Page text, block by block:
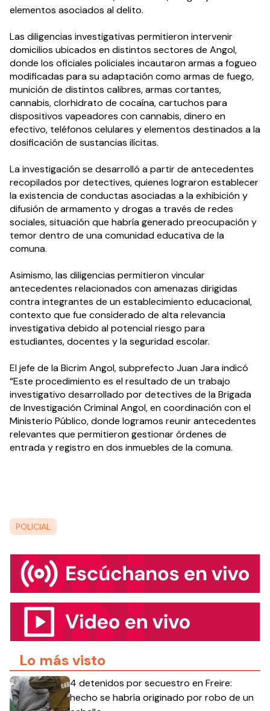
elementos asociados al delito.
Las diligencias investigativas permitieron intervenir
domicilios ubicados en distintos sectores de Angol,
donde los oficiales policiales incautaron armas a fogueo
modificadas para su adaptación como armas de fuego,
munición de distintos calibres, armas cortantes,
cannabis, clorhidrato de cocaína, cartuchos para
dispositivos vapeadores con cannabis, dinero en
efectivo, teléfonos celulares y elementos destinados a la
dosificación de sustancias ilícitas.
La investigación se desarrolló a partir de antecedentes
recopilados por detectives, quienes lograron establecer
la existencia de conductas asociadas a la exhibición y
difusión de armamento y drogas a través de redes
sociales, situación que habría generado preocupación y
temor dentro de una comunidad educativa de la
comuna.
Asimismo, las diligencias permitieron vincular
antecedentes relacionados con amenazas dirigidas
contra integrantes de un establecimiento educacional,
contexto que fue considerado de alta relevancia
investigativa debido al potencial riesgo para
estudiantes, docentes y la seguridad escolar.
El jefe de la Bicrim Angol, subprefecto Juan Jara indicó
“Este procedimiento es el resultado de un trabajo
investigativo desarrollado por detectives de la Brigada
de Investigación Criminal Angol, en coordinación con el
Ministerio Público, donde logramos reunir antecedentes
relevantes que permitieron gestionar órdenes de
entrada y registro en dos inmuebles de la comuna.
POLICIAL
Lo más visto
4 detenidos por secuestro en Freire:
hecho se habría originado por robo de un